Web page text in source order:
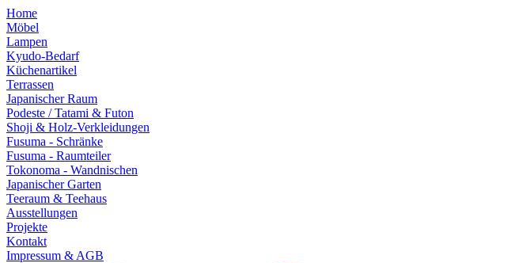
Home
Möbel
Lampen
Kyudo-Bedarf
Küchenartikel
Terrassen
Japanischer Raum
Podeste / Tatami & Futon
Shoji & Holz-Verkleidungen
Fusuma - Schränke
Fusuma - Raumteiler
Tokonoma - Wandnischen
Japanischer Garten
Teeraum & Teehaus
Ausstellungen
Projekte
Kontakt
Impressum & AGB